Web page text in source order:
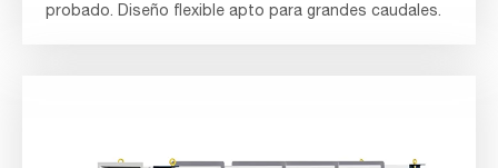
probado. Diseño flexible apto para grandes caudales.